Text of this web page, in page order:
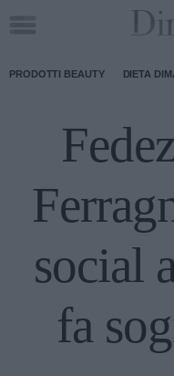
PRODOTTI BEAUTY DIETA
social
fa